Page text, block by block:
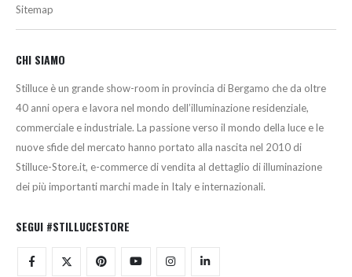
Sitemap
CHI SIAMO
Stilluce è un grande show-room in provincia di Bergamo che da oltre
40 anni opera e lavora nel mondo dell’illuminazione residenziale,
commerciale e industriale. La passione verso il mondo della luce e le
nuove sfide del mercato hanno portato alla nascita nel 2010 di
Stilluce-Store.it, e-commerce di vendita al dettaglio di illuminazione
dei più importanti marchi made in Italy e internazionali.
SEGUI #STILLUCESTORE